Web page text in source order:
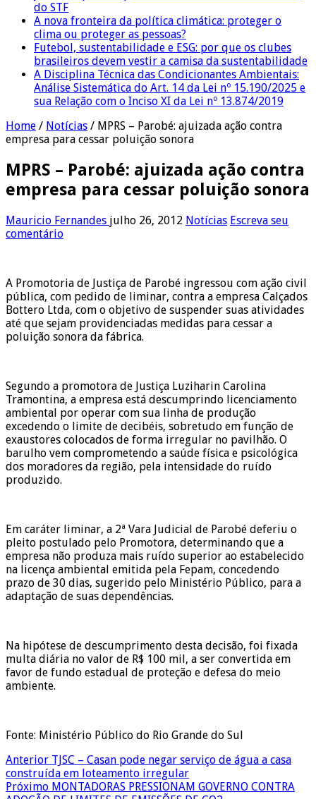
do STF
A nova fronteira da política climática: proteger o
clima ou proteger as pessoas?
Futebol, sustentabilidade e ESG: por que os clubes
brasileiros devem vestir a camisa da sustentabilidade
A Disciplina Técnica das Condicionantes Ambientais:
Análise Sistemática do Art. 14 da Lei nº 15.190/2025 e
sua Relação com o Inciso XI da Lei nº 13.874/2019
Home / Notícias / MPRS – Parobé: ajuizada ação contra
empresa para cessar poluição sonora
MPRS – Parobé: ajuizada ação contra
empresa para cessar poluição sonora
Mauricio Fernandes julho 26, 2012 Notícias Escreva seu
comentário
A Promotoria de Justiça de Parobé ingressou com ação civil
pública, com pedido de liminar, contra a empresa Calçados
Bottero Ltda, com o objetivo de suspender suas atividades
até que sejam providenciadas medidas para cessar a
poluição sonora da fábrica.
Segundo a promotora de Justiça Luziharin Carolina
Tramontina, a empresa está descumprindo licenciamento
ambiental por operar com sua linha de produção
excedendo o limite de decibéis, sobretudo em função de
exaustores colocados de forma irregular no pavilhão. O
barulho vem comprometendo a saúde física e psicológica
dos moradores da região, pela intensidade do ruído
produzido.
Em caráter liminar, a 2ª Vara Judicial de Parobé deferiu o
pleito postulado pelo Promotora, determinando que a
empresa não produza mais ruído superior ao estabelecido
na licença ambiental emitida pela Fepam, concedendo
prazo de 30 dias, sugerido pelo Ministério Público, para a
adaptação de suas dependências.
Na hipótese de descumprimento desta decisão, foi fixada
multa diária no valor de R$ 100 mil, a ser convertida em
favor de fundo estadual de proteção e defesa do meio
ambiente.
Fonte: Ministério Público do Rio Grande do Sul
Anterior TJSC – Casan pode negar serviço de água a casa
construída em loteamento irregular
Próximo MONTADORAS PRESSIONAM GOVERNO CONTRA